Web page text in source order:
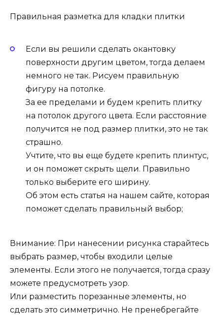
Правильная разметка для кладки плитки
Если вы решили сделать окантовку
поверхности другим цветом, тогда делаем
немного не так. Рисуем правильную
фигуру на потолке.
За ее пределами и будем крепить плитку
на потолок другого цвета. Если расстояние
получится не под размер плитки, это не так
страшно.
Учтите, что вы еще будете крепить плинтус,
и он поможет скрыть щели. Правильно
только выберите его ширину.
Об этом есть статья на нашем сайте, которая
поможет сделать правильный выбор;
Внимание: При нанесении рисунка старайтесь
выбрать размер, чтобы входили целые
элементы. Если этого не получается, тогда сразу
можете предусмотреть узор.
Или разместить порезанные элементы, но
сделать это симметрично. Не пренебрегайте